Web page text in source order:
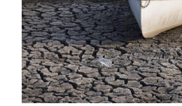
访谈 视频
法律 中央文件
食品 人居